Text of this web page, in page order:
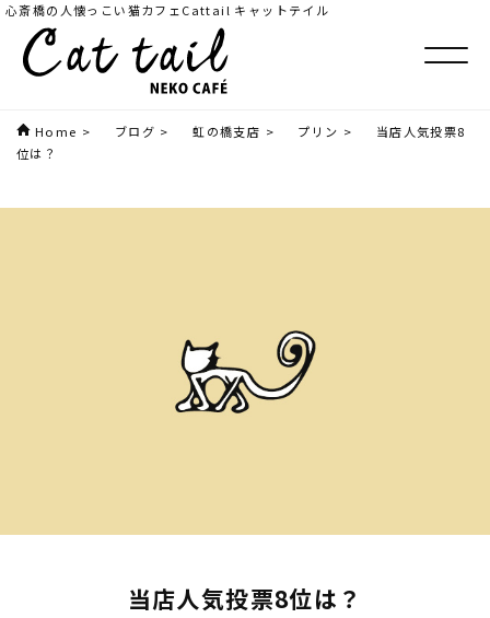
心斎橋の人懐っこい猫カフェCattail キャットテイル
Home > ブログ > 虹の橋支店 > プリン >
当店人気投票8
位は？
当店人気投票8位は？